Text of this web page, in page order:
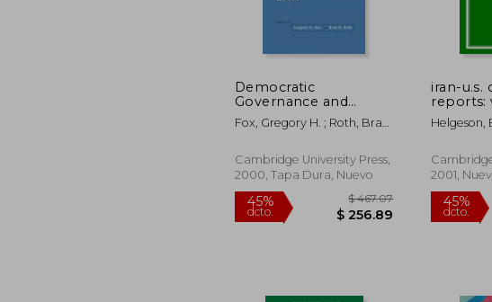
$ 259.43
Democratic
Governance and
International law (en
Inglés)
Fox, Gregory H. ; Roth, Brad
Cambridge University Press,
2000, Tapa Dura, Nuevo
iran-u.s.
reports:
(en
Helgeson,
2001,